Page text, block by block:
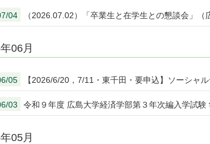
04 （2026.07.02）「卒業生と在学生との懇談会」（
06月
05 【2026/6/20，7/11・東千田・要申込】ソーシャ
03 令和９年度 広島大学経済学部第３年次編入学試験
05月